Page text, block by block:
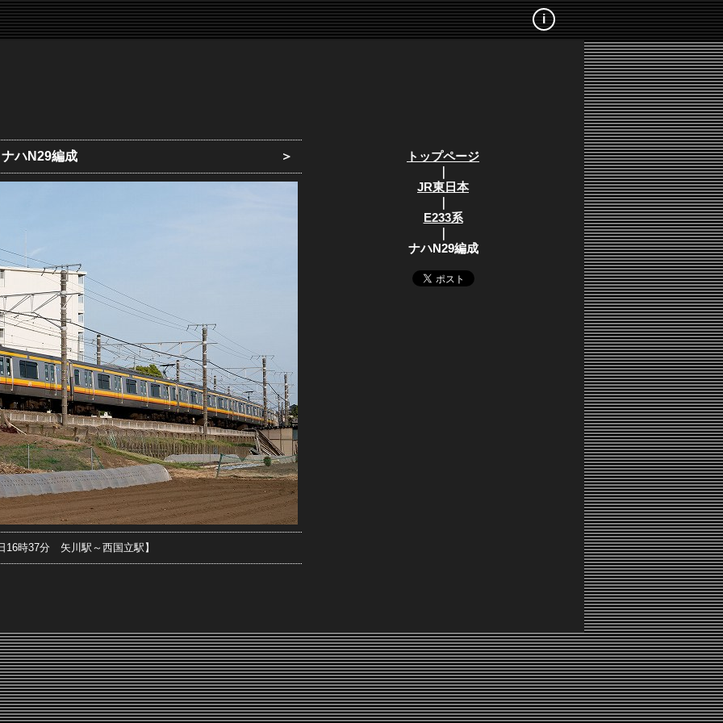
i
ナハN29編成 ＞
16時37分 矢川駅～西国立駅】
トップページ
｜
JR東日本
｜
E233系
｜
ナハN29編成